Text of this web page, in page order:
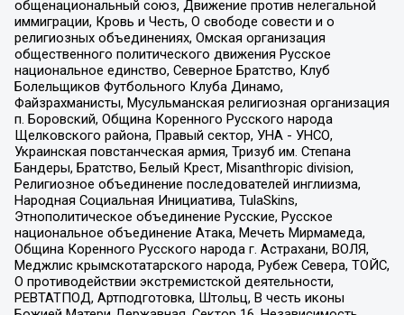
общенациональный союз, Движение против нелегальной
иммиграции, Кровь и Честь, О свободе совести и о
религиозных объединениях, Омская организация
общественного политического движения Русское
национальное единство, Северное Братство, Клуб
Болельщиков Футбольного Клуба Динамо,
Файзрахманисты, Мусульманская религиозная организация
п. Боровский, Община Коренного Русского народа
Щелковского района, Правый сектор, УНА - УНСО,
Украинская повстанческая армия, Тризуб им. Степана
Бандеры, Братство, Белый Крест, Misanthropic division,
Религиозное объединение последователей инглиизма,
Народная Социальная Инициатива, TulaSkins,
Этнополитическое объединение Русские, Русское
национальное объединение Атака, Мечеть Мирмамеда,
Община Коренного Русского народа г. Астрахани, ВОЛЯ,
Меджлис крымскотатарского народа, Рубеж Севера, ТОЙС,
О противодействии экстремистской деятельности,
РЕВТАТПОД, Артподготовка, Штольц, В честь иконы